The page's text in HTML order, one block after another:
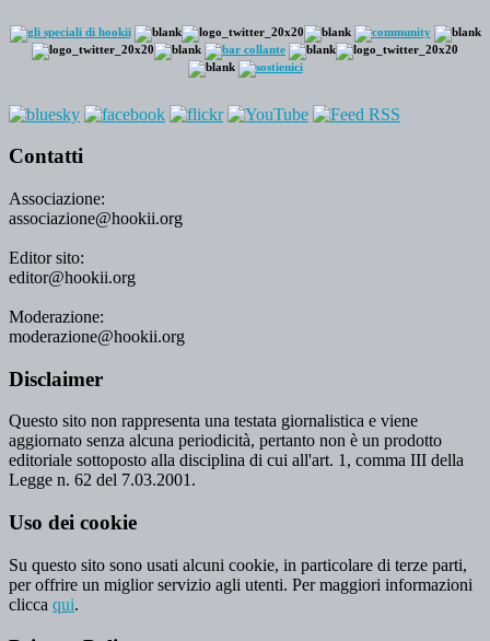
Contatti
Associazione:
associazione@hookii.org
Editor sito:
editor@hookii.org
Moderazione:
moderazione@hookii.org
Disclaimer
Questo sito non rappresenta una testata giornalistica e viene
aggiornato senza alcuna periodicità, pertanto non è un prodotto
editoriale sottoposto alla disciplina di cui all'art. 1, comma III della
Legge n. 62 del 7.03.2001.
Uso dei cookie
Su questo sito sono usati alcuni cookie, in particolare di terze parti,
per offrire un miglior servizio agli utenti. Per maggiori informazioni
clicca qui.